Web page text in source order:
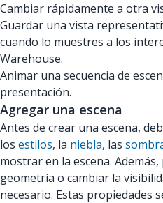
Cambiar rápidamente a otra
Guardar una vista
cuando lo muestres a los
Warehouse.
Animar una secuencia de
presentación.
Agregar una escena
Antes de crear una escena,
los estilos, la niebla, las
mostrar en la escena.
geometría o cambiar la
necesario. Estas propiedades